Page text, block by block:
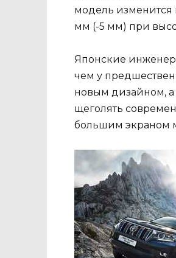
модель изменится
мм (-5 мм) при
Японские
чем у
новым дизайном, а
щеголять
большим экраном